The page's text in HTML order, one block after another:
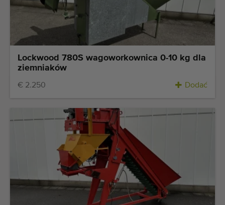
Lockwood 780S wagoworkownica 0-10 kg dla
ziemniaków
€ 2.250 Dodać